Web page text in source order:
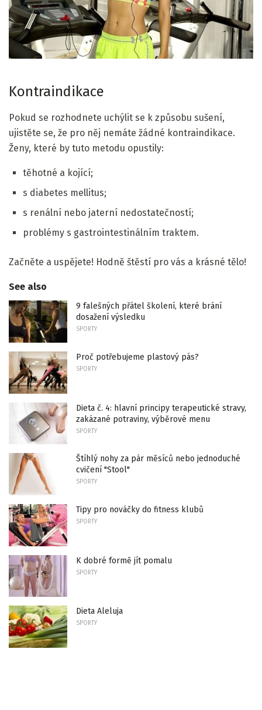
Kontraindikace
Pokud se rozhodnete uchýlit se k způsobu sušení,
ujistěte se, že pro něj nemáte žádné kontraindikace.
Ženy, které by tuto metodu opustily:
těhotné a kojící;
s diabetes mellitus;
s renální nebo jaterní nedostatečností;
problémy s gastrointestinálním traktem.
Začněte a uspějete! Hodně štěstí pro vás a krásné tělo!
See also
9 falešných přátel školení, které brání
dosažení výsledku
SPORTY
Proč potřebujeme plastový pás?
SPORTY
Dieta č. 4: hlavní principy terapeutické stravy,
zakázané potraviny, výběrové menu
SPORTY
Štíhlý nohy za pár měsíců nebo jednoduché
cvičení "Stool"
SPORTY
Tipy pro nováčky do fitness klubů
SPORTY
K dobré formě jít pomalu
SPORTY
Dieta Aleluja
SPORTY